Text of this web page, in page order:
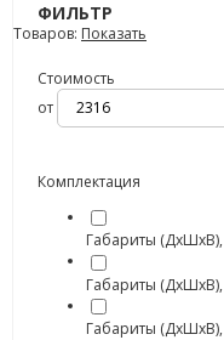
ФИЛЬТР
Товаров: Показать
Стоимость
от
Комплектация
Габариты (ДхШхВ),
Габариты (ДхШхВ),
Габариты (ДхШхВ),